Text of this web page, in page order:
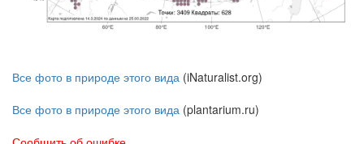
Все фото в природе этого вида (iNaturalist.org)
Все фото в природе этого вида (plantarium.ru)